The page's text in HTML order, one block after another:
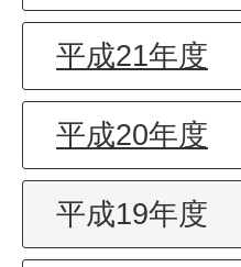
平成21年度
平成20年度
平成19年度